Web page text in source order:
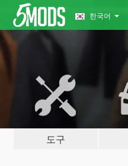
한국어
도구